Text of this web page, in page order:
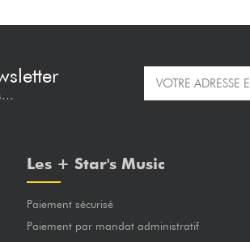
Les + Star's Music
Paiement sécurisé
Paiement par mandat administratif